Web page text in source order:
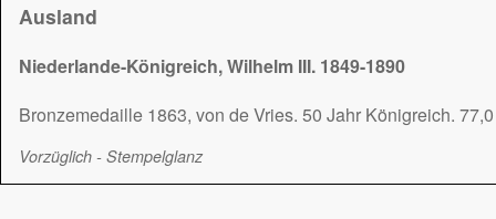
Ausland
Niederlande-Königreich, Wilhelm III. 1849-1890
Bronzemedaille 1863, von de Vries. 50 Jahr Königreich.
Vorzüglich - Stempelglanz